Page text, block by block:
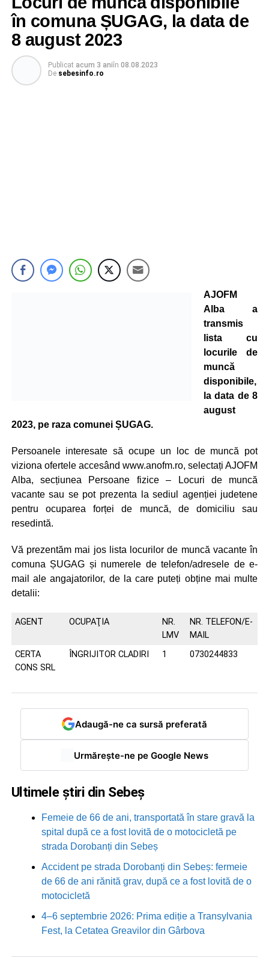
în comuna ȘUGAG, la data de
8 august 2023
Publicat acum 3 aniîn 08.08.2023
De sebesinfo.ro
AJOFM
Alba a
transmis
lista cu
locurile de
muncă
disponibile,
la data de 8
august
2023, pe raza comunei ȘUGAG.
Persoanele interesate să ocupe un loc de muncă pot
viziona ofertele accesând www.anofm.ro, selectați AJOFM
Alba, secțiunea Persoane fizice – Locuri de muncă
vacante sau se pot prezenta la sediul agenției judetene
pentru ocuparea forței de muncă, de domiciliu sau
resedintă.
Vă prezentăm mai jos lista locurilor de muncă vacante în
comuna ȘUGAG și numerele de telefon/adresele de e-
mail ale angajatorilor, de la care puteți obține mai multe
detalii:
AGENT OCUPAŢIA
NR.
LMV
NR. TELEFON/E-
MAIL
CERTA
CONS SRL
ÎNGRIJITOR CLADIRI 1 0730244833
Adaugă-ne ca sursă preferată
Urmărește-ne pe Google News
Ultimele știri din Sebeș
Femeie de 66 de ani, transportată în stare gravă la
spital după ce a fost lovită de o motocicletă pe
strada Dorobanți din Sebeș
Accident pe strada Dorobanți din Sebeș: fermeie
de 66 de ani rănită grav, după ce a fost lovită de o
motocicletă
4–6 septembrie 2026: Prima ediție a Transylvania
Fest, la Cetatea Greavilor din Gârbova